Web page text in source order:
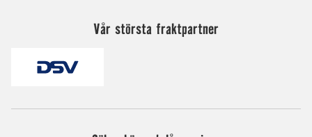
Vår största fraktpartner